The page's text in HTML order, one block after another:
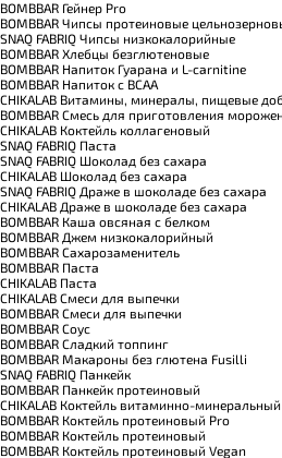
BOMBBAR Гейнер Pro
BOMBBAR Чипсы протеиновые
SNAQ FABRIQ Чипсы низкокалорийные
BOMBBAR Хлебцы безглютеновые
BOMBBAR Напиток Гуарана и L-carnitine
BOMBBAR Напиток с BCAA
CHIKALAB Витамины, минералы, пищевые
BOMBBAR Смесь для приготовления
CHIKALAB Коктейль коллагеновый
SNAQ FABRIQ Паста
SNAQ FABRIQ Шоколад без сахара
CHIKALAB Шоколад без сахара
SNAQ FABRIQ Драже в шоколаде без сахара
CHIKALAB Драже в шоколаде без сахара
BOMBBAR Каша овсяная с белком
BOMBBAR Джем низкокалорийный
BOMBBAR Сахарозаменитель
BOMBBAR Паста
CHIKALAB Паста
CHIKALAB Смеси для выпечки
BOMBBAR Смеси для выпечки
BOMBBAR Соус
BOMBBAR Сладкий топпинг
BOMBBAR Макароны без глютена Fusilli
SNAQ FABRIQ Панкейк
BOMBBAR Панкейк протеиновый
CHIKALAB Коктейль витаминно-
BOMBBAR Коктейль протеиновый Pro
BOMBBAR Коктейль протеиновый
BOMBBAR Коктейль протеиновый Vegan